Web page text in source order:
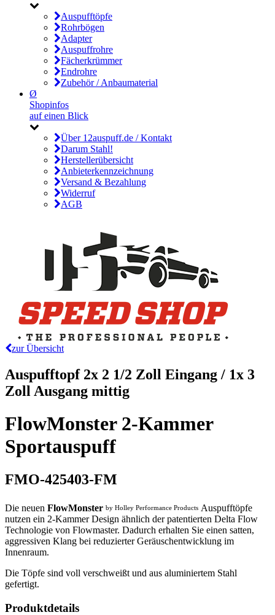
Auspufftöpfe
Rohrbögen
Adapter
Auspuffrohre
Fächerkrümmer
Endrohre
Zubehör / Anbaumaterial
Ø
Shopinfos
auf einen Blick
Über 12auspuff.de / Kontakt
Darum Stahl!
Herstellerübersicht
Anbieterkennzeichnung
Versand & Bezahlung
Widerruf
AGB
zur Übersicht
Auspufftopf 2x 2 1/2 Zoll Eingang / 1x 3
Zoll Ausgang mittig
FlowMonster 2-Kammer
Sportauspuff
FMO-425403-FM
Die neuen FlowMonster by Holley Performance Products Auspufftöpfe
nutzen ein 2-Kammer Design ähnlich der patentierten Delta Flow
Technologie von Flowmaster. Dadurch erhalten Sie einen satten,
aggressiven Klang bei reduzierter Geräuschentwicklung im
Innenraum.
Die Töpfe sind voll verschweißt und aus aluminiertem Stahl
gefertigt.
Produktdetails